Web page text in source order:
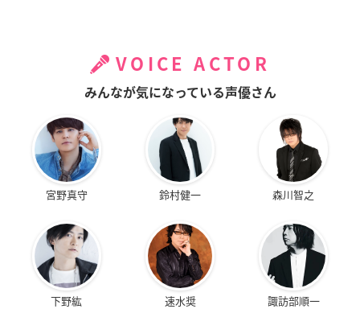
VOICE ACTOR
みんなが気になっている声優さん
宮野真守 鈴村健一 森川智之
下野紘 速水奨 諏訪部順一